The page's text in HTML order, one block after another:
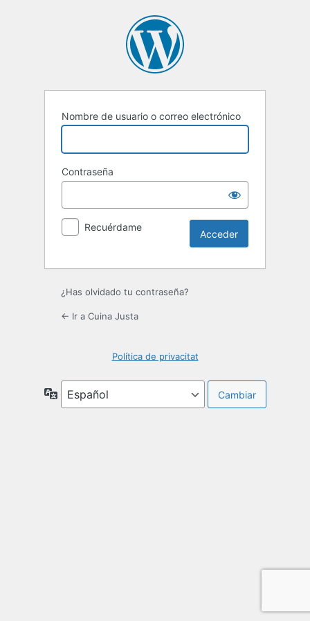
Nombre de usuario o correo electrónico
Contraseña
Recuérdame
¿Has olvidado tu contraseña?
← Ir a Cuina Justa
Política de privacitat
Idioma